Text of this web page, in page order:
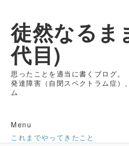
徒然なるま
代目)
思ったことを適当に書くブログ。
発達障害（自閉スペクトラム症）
ム
Menu
これまでやってきたこと